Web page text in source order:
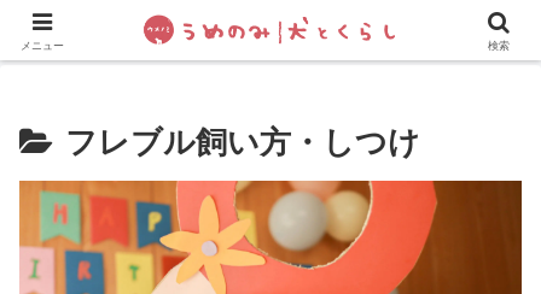
犬の手作りご飯 フレブル飼い方・しつけ ペットグッズ&
フレブル飼い方・しつけ
メニュー 検索